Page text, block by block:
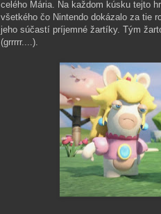
celého Mária. Na každom kúsku tejto
všetkého čo Nintendo dokázalo za tie
jeho súčastí príjemné žartíky. Tým
(grrrrr....).